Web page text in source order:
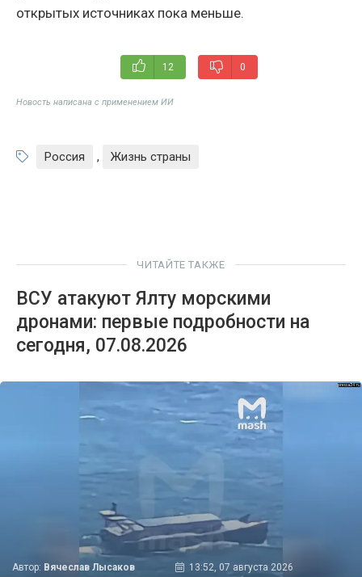
открытых источниках пока меньше.
12 0
Новость написана с применением ИИ
Россия , Жизнь страны
ЧИТАЙТЕ ТАКЖЕ
ВСУ атакуют Ялту морскими
дронами: первые подробности на
сегодня, 07.08.2026
Автор: Вячеслав Лысаков 13:52, 07 августа 2026